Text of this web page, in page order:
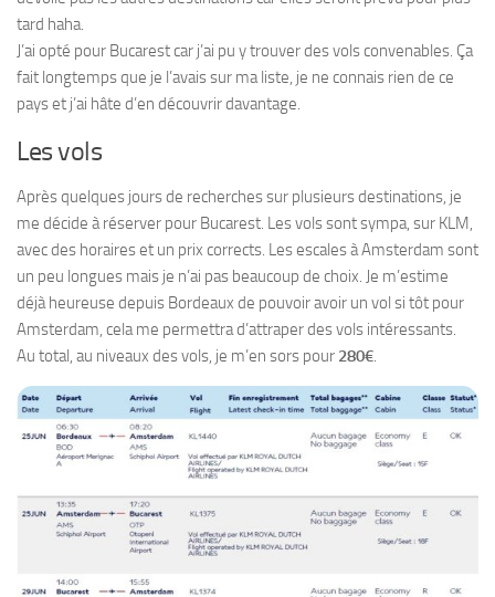
tard haha.
J’ai opté pour Bucarest car j’ai pu y trouver des vols convenables. Ça
fait longtemps que je l’avais sur ma liste, je ne connais rien de ce
pays et j’ai hâte d’en découvrir davantage.
Les vols
Après quelques jours de recherches sur plusieurs destinations, je
me décide à réserver pour Bucarest. Les vols sont sympa, sur KLM,
avec des horaires et un prix corrects. Les escales à Amsterdam sont
un peu longues mais je n’ai pas beaucoup de choix. Je m’estime
déjà heureuse depuis Bordeaux de pouvoir avoir un vol si tôt pour
Amsterdam, cela me permettra d’attraper des vols intéressants.
Au total, au niveaux des vols, je m’en sors pour 280€.